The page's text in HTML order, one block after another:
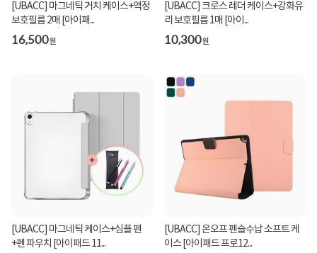
[UBACC] 마그네틱 거치 케이스+액정
보호필름 2매 [아이패...
16,500원
[UBACC] 크로스 레더 케이스+강화유
리 보호필름 1매 [아이...
10,300원
[UBACC] 마그네틱 케이스+심플 펜
+펜 파우치 [아이패드 11...
[UBACC] 온오프 펜슬수납 소프트 케
이스 [아이패드 프로12...